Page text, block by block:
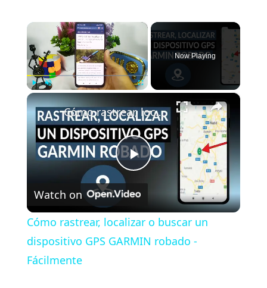
×
Unmute
Now Playing
×
P
a
Cómo rastrear, localizar o buscar un dispositivo GPS GARMIN robado - Fácilmente
Watch on
Cómo rastrear, localizar o buscar un
dispositivo GPS GARMIN robado -
Fácilmente